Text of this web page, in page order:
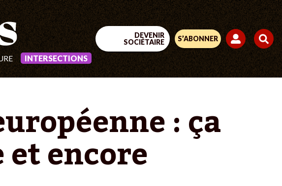
INTERSECTIONS
DEVENIR
SOCIÉTAIRE
S’ABONNER
: ça
encore